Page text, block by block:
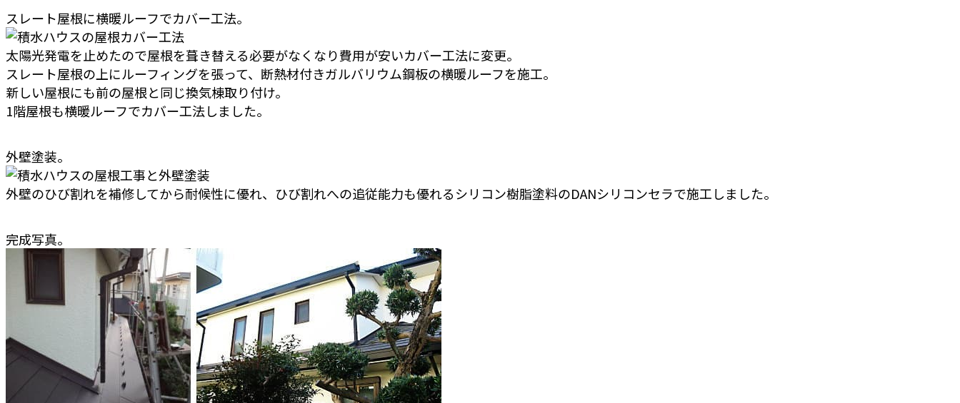
スレート屋根に横暖ルーフでカバー工法。
太陽光発電を止めたので屋根を葺き替える必要がなくなり費用が安いカバー工法に変更。
スレート屋根の上にルーフィングを張って、断熱材付きガルバリウム鋼板の横暖ルーフを施工。
新しい屋根にも前の屋根と同じ換気棟取り付け。
1階屋根も横暖ルーフでカバー工法しました。
外壁塗装。
外壁のひび割れを補修してから耐候性に優れ、ひび割れへの追従能力も優れるシリコン樹脂塗料のDANシリコンセラで施工しました。
完成写真。